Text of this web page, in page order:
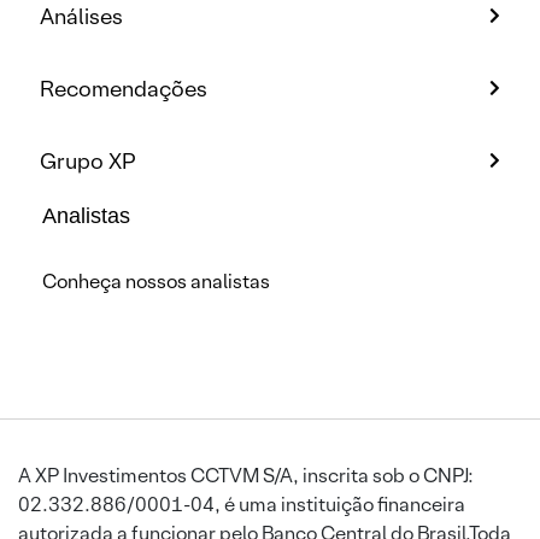
Análises
Recomendações
Grupo XP
Analistas
Conheça nossos analistas
A XP Investimentos CCTVM S/A, inscrita sob o CNPJ:
02.332.886/0001-04, é uma instituição financeira
autorizada a funcionar pelo Banco Central do Brasil.Toda